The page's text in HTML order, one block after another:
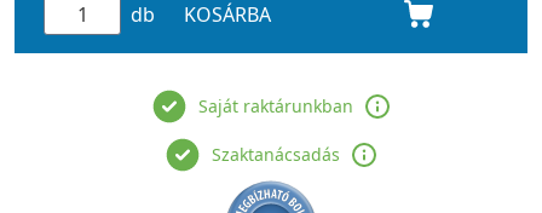
db KOSÁRBA
Saját raktárunkban
Szaktanácsadás